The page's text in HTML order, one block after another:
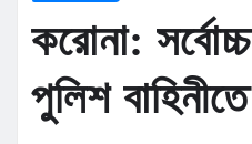
করোনা:
পুলিশ বাহিনীতে